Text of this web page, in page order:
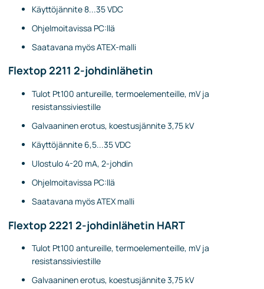
Käyttöjännite 8...35 VDC
Ohjelmoitavissa PC:llä
Saatavana myös ATEX-malli
Flextop 2211 2-johdinlähetin
Tulot Pt100 antureille, termoelementeille, mV ja
resistanssiviestille
Galvaaninen erotus, koestusjännite 3,75 kV
Käyttöjännite 6,5...35 VDC
Ulostulo 4-20 mA, 2-johdin
Ohjelmoitavissa PC:llä
Saatavana myös ATEX malli
Flextop 2221 2-johdinlähetin HART
Tulot Pt100 antureille, termoelementeille, mV ja
resistanssiviestille
Galvaaninen erotus, koestusjännite 3,75 kV